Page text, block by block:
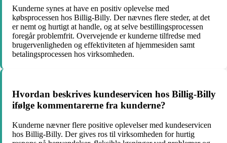
Kunderne synes at have en positiv oplevelse med
købsprocessen hos Billig-Billy. Der nævnes flere steder, at det
er nemt og hurtigt at handle, og at selve bestillingsprocessen
foregår problemfrit. Overvejende er kunderne tilfredse med
brugervenligheden og effektiviteten af hjemmesiden samt
betalingsprocessen hos virksomheden.
Hvordan beskrives kundeservicen hos Billig-Billy
ifølge kommentarerne fra kunderne?
Kunderne nævner flere positive oplevelser med kundeservicen
hos Billig-Billy. Der gives ros til virksomheden for hurtig